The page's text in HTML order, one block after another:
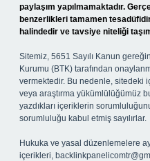
paylaşım yapılmamaktadır.
benzerlikleri tamamen
halindedir ve tavsiye niteliği
Sitemiz, 5651 Sayılı Kanun
Kurumu (BTK) tarafından
vermektedir. Bu nedenle, sitedeki
veya araştırma yükümlülüğümüz
yazdıkları içeriklerin
sorumluluğu kabul etmiş sayılırlar.
Hukuka ve yasal düzenlemelere
içerikleri,